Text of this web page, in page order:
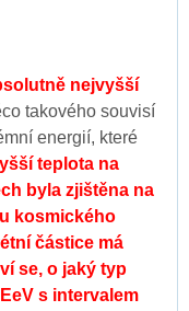
nejvyšší
takového souvisí
energií, které
teplota na
byla zjištěna na
kosmického
částice má
se, o jaký typ
s intervalem